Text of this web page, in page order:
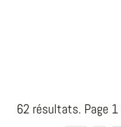
62 résultats. Page